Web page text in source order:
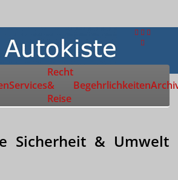
Zur Startseite
Services
Recht
&
Reise
Begehrlichkeiten
Sicherheit & Umwelt